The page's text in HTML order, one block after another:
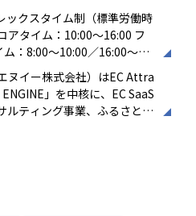
で、勤務時間が終われば好き
実施も）
スなど）
断的なプロダクト開発
用され、1日数千万リクエス
当していただきます。
、運用の自動化、コスト最適
を通じて、国内最大級のEC
事業成長を加速させるため
ックスタイム制（標準労働時
：8:00～10:00／16:00～20:
クス制（コアタイムあり）
無： 有（月平均10時間～20
ヌイー株式会社）はEC Attra
」を中核に、EC SaaS
ルティング事業、ふるさと納
活動しています。